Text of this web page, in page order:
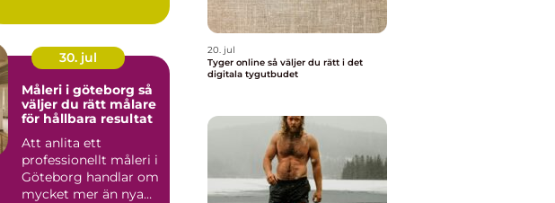
30. jul
Måleri i göteborg så
väljer du rätt målare
för hållbara resultat
Att anlita ett
professionellt måleri i
Göteborg handlar om
mycket mer än nya
20. jul
Tyger online så väljer du rätt i det
digitala tygutbudet